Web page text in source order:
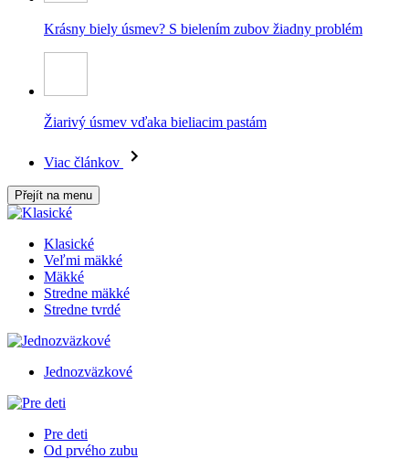
Krásny biely úsmev? S bielením zubov žiadny problém
Žiarivý úsmev vďaka bieliacim pastám
Viac článkov
Přejít na menu
Klasické
Veľmi mäkké
Mäkké
Stredne mäkké
Stredne tvrdé
Jednozväzkové
Pre deti
Od prvého zubu